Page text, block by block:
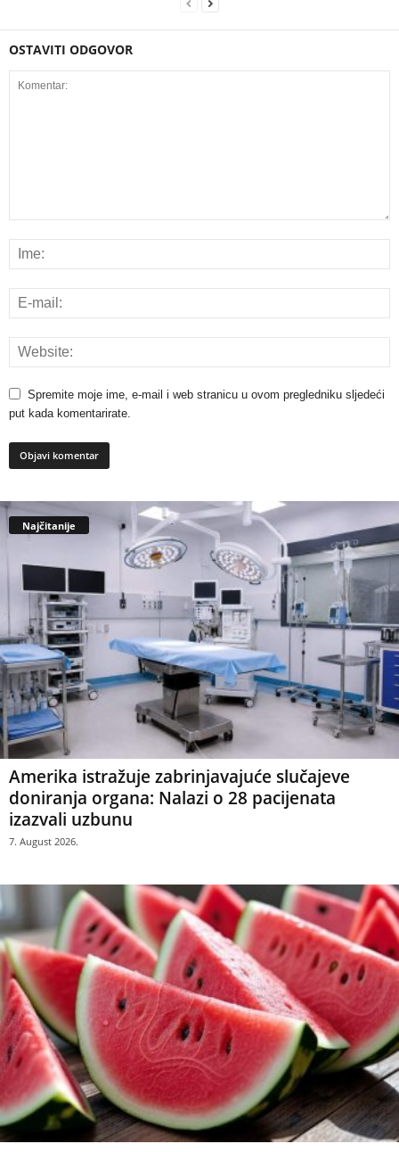
OSTAVITI ODGOVOR
Spremite moje ime, e-mail i web stranicu u ovom pregledniku sljedeći
put kada komentarirate.
Najčitanije
Amerika istražuje zabrinjavajuće slučajeve
doniranja organa: Nalazi o 28 pacijenata
izazvali uzbunu
7. August 2026.